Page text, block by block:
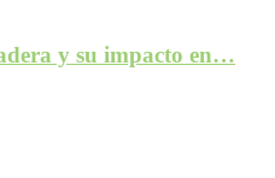
y su impacto en…